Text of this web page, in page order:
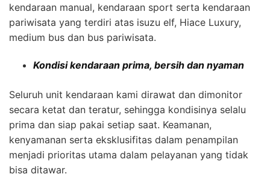
kendaraan manual, kendaraan sport serta kendaraan
pariwisata yang terdiri atas isuzu elf, Hiace Luxury,
medium bus dan bus pariwisata.
Kondisi kendaraan prima, bersih dan nyaman
Seluruh unit kendaraan kami dirawat dan dimonitor
secara ketat dan teratur, sehingga kondisinya selalu
prima dan siap pakai setiap saat. Keamanan,
kenyamanan serta eksklusifitas dalam penampilan
menjadi prioritas utama dalam pelayanan yang tidak
bisa ditawar.